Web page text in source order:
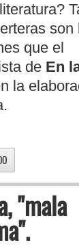
son
que el
de En
la
"mala